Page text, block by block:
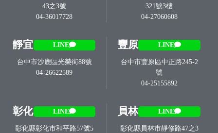
43之3號
04-36017728
321號3樓
04-27060608
靜宜 LINE
台中市沙鹿區光榮街88號
04-26622589
豐原 LINE
台中市豐原區中正路245-2
號
04-25155892
彰化 LINE
彰化縣彰化市和平路57號5
員林 LINE
彰化縣員林市靜修路47之3